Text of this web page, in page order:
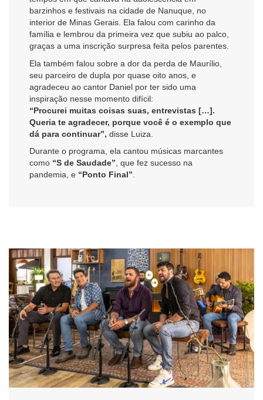
barzinhos e festivais na cidade de Nanuque, no
interior de Minas Gerais. Ela falou com carinho da
família e lembrou da primeira vez que subiu ao palco,
graças a uma inscrição surpresa feita pelos parentes.
Ela também falou sobre a dor da perda de Maurílio,
seu parceiro de dupla por quase oito anos, e
agradeceu ao cantor Daniel por ter sido uma
inspiração nesse momento difícil:
“Procurei muitas coisas suas, entrevistas […].
Queria te agradecer, porque você é o exemplo que
dá para continuar”, disse Luiza.
Durante o programa, ela cantou músicas marcantes
como “S de Saudade” , que fez sucesso na
pandemia, e “Ponto Final”